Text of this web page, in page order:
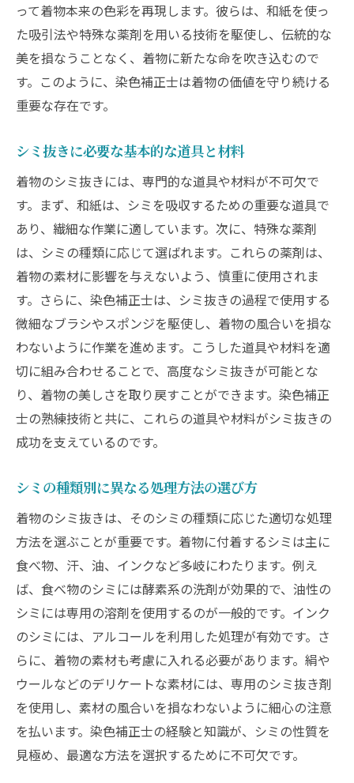
着物の美しさを蘇らせる！染色補正士のシミ抜
きステップ解説
着物の状態を見極める初期診断
ステップバイステップのシミ抜き手順
伝統技術を活かした自然な仕上がり
実例紹介：見事な復元技術の実態
失敗しないためのシミ抜きのコツ
染色補正士直伝！着物シミ抜きで注意すべきポ
イントとは
シミ抜き前の重要な確認事項
作業中の注意点とリスク回避法
染色補正士が教える時間管理術
繊維を傷めないためのテクニック
シミ抜き後の適切な乾燥プロセス
よくあるトラブルとその対策法
細部に宿る職人技！着物シミ抜きでの染色補正
細部までこだわるプロの技術
職人が重視する色の再現性
着物の柄を活かすシミ抜き技法
匠の技が生む極上の仕上がり
経年変化に対応した補正技術
お客様への提案とコミュニケーション
シミを超える価値！着物染色補正士による色補
色補正が必要な理由とその効果
染色補正士が使用する色材の選び方
色補正のプロセスで重要なステップ
って着物本来の色彩を再現します。彼らは、和紙を使っ
た吸引法や特殊な薬剤を用いる技術を駆使し、伝統的な
美を損なうことなく、着物に新たな命を吹き込むので
す。このように、染色補正士は着物の価値を守り続ける
重要な存在です。
シミ抜きに必要な基本的な道具と材料
着物のシミ抜きには、専門的な道具や材料が不可欠で
す。まず、和紙は、シミを吸収するための重要な道具で
あり、繊細な作業に適しています。次に、特殊な薬剤
は、シミの種類に応じて選ばれます。これらの薬剤は、
着物の素材に影響を与えないよう、慎重に使用されま
す。さらに、染色補正士は、シミ抜きの過程で使用する
微細なブラシやスポンジを駆使し、着物の風合いを損な
わないように作業を進めます。こうした道具や材料を適
切に組み合わせることで、高度なシミ抜きが可能とな
り、着物の美しさを取り戻すことができます。染色補正
士の熟練技術と共に、これらの道具や材料がシミ抜きの
成功を支えているのです。
シミの種類別に異なる処理方法の選び方
着物のシミ抜きは、そのシミの種類に応じた適切な処理
方法を選ぶことが重要です。着物に付着するシミは主に
食べ物、汗、油、インクなど多岐にわたります。例え
ば、食べ物のシミには酵素系の洗剤が効果的で、油性の
シミには専用の溶剤を使用するのが一般的です。インク
のシミには、アルコールを利用した処理が有効です。さ
らに、着物の素材も考慮に入れる必要があります。絹や
ウールなどのデリケートな素材には、専用のシミ抜き剤
を使用し、素材の風合いを損なわないように細心の注意
を払います。染色補正士の経験と知識が、シミの性質を
見極め、最適な方法を選択するために不可欠です。